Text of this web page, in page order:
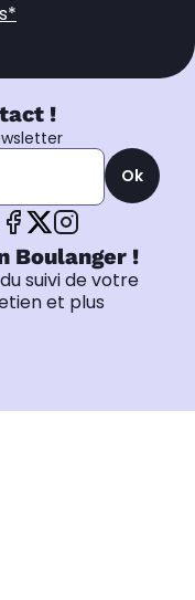
!
Ok
Boulanger !
suivi de votre
et plus